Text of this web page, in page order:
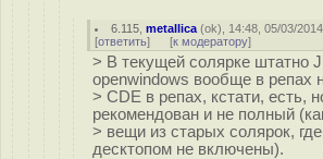
6.115 ,metallica (ok), 14:48, 05/03/
[ответить] [к модератору]
> В текущей солярке штатно
openwindows вообще в репах
> CDE в репах, кстати, есть,
рекомендован и не полный
> вещи из старых солярок,
десктопом не включены).